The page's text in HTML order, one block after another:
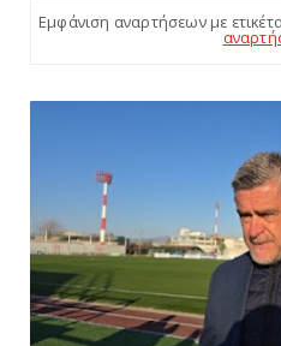
Εμφάνιση αναρτήσεων με